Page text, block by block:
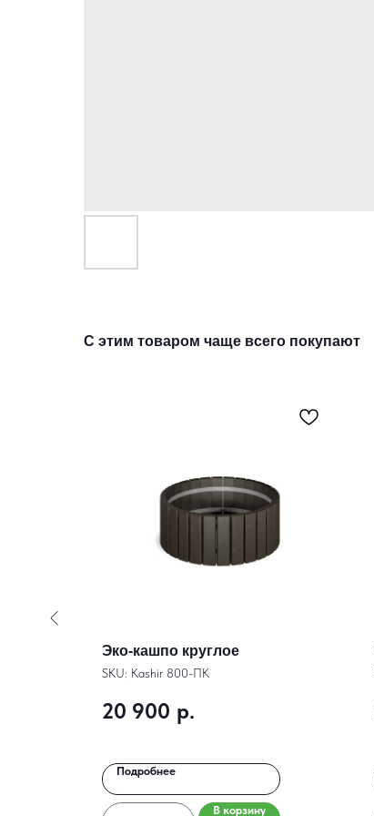
С этим товаром чаще всего покупают
Эко-кашпо круглое
SKU: Kashir 800-ПК
20 900 р.
Подробнее
В корзину